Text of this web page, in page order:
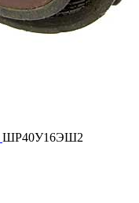
ШР40У16ЭШ2